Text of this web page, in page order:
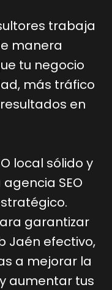
trabaja
manera
tu negocio
más tráfico
en
local sólido y
SEO
garantizar
Jaén efectivo,
a mejorar la
aumentar tus